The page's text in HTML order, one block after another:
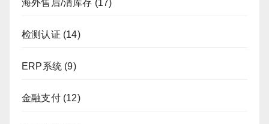
海外售后/清库存 (17)
检测认证 (14)
ERP系统 (9)
金融支付(12)